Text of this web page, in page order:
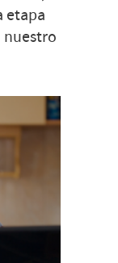
etapa
nuestro